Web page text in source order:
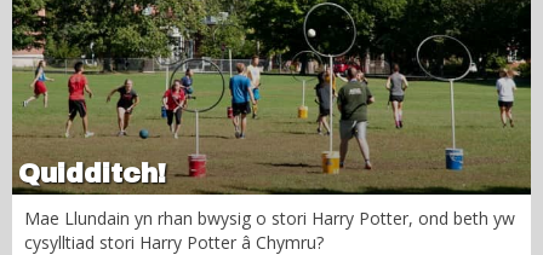
Quidditch!
Mae Llundain yn rhan bwysig o stori Harry Potter, ond beth yw
cysylltiad stori Harry Potter â Chymru?